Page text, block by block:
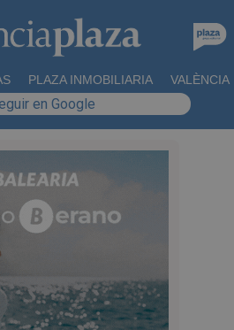
PLAZA INMOBILIARIA VALÈNCIA
en Google